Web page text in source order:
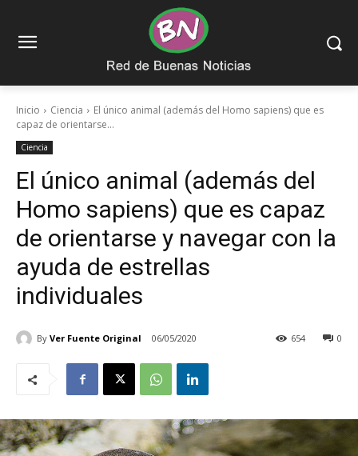
Inicio Ciencia
El único animal (además del Homo sapiens) que es
capaz de orientarse...
Ciencia
El único animal (además del
Homo sapiens) que es capaz
de orientarse y navegar con la
ayuda de estrellas
individuales
By Ver Fuente Original 06/05/2020 0
654